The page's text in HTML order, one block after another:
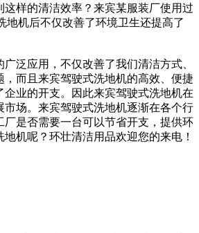
这样的清洁效率？来宾某服装厂使用过
地机后不仅改善了环境卫生还提高了
泛应用，不仅改善了我们清洁方式、
，而且来宾驾驶式洗地机的高效、便捷
企业的开支。因此来宾驾驶式洗地机在
市场。来宾驾驶式洗地机逐渐在各个行
厂是否需要一台可以节省开支，提供环
机呢？环壮清洁用品欢迎您的来电！